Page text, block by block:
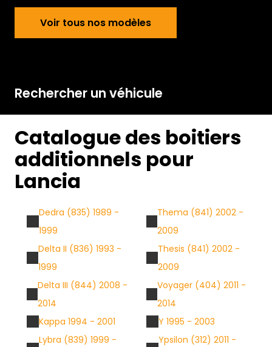
Voir tous nos modèlesVoir tous nos modèles
Rechercher un véhicule
Catalogue des boitiers
additionnels pour
Lancia
Dedra (835) 1989 -
1999
Delta II (836) 1993 -
1999
Delta III (844) 2008 -
2014
Kappa 1994 - 2001
Lybra (839) 1999 -
Thema (841) 2002 -
2009
Thesis (841) 2002 -
2009
Voyager (404) 2011 -
2014
Y 1995 - 2003
Ypsilon (312) 2011 -